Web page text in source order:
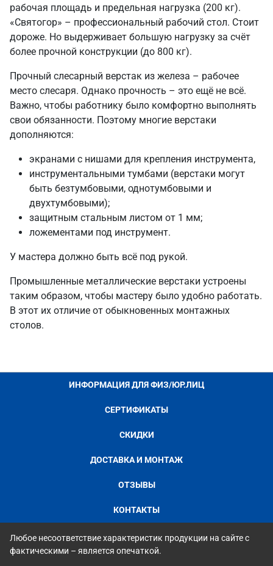
рабочая площадь и предельная нагрузка (200 кг).
«Святогор» – профессиональный рабочий стол. Стоит
дороже. Но выдерживает большую нагрузку за счёт
более прочной конструкции (до 800 кг).
Прочный слесарный верстак из железа – рабочее
место слесаря. Однако прочность – это ещё не всё.
Важно, чтобы работнику было комфортно выполнять
свои обязанности. Поэтому многие верстаки
дополняются:
экранами с нишами для крепления инструмента,
инструментальными тумбами (верстаки могут
быть безтумбовыми, однотумбовыми и
двухтумбовыми);
защитным стальным листом от 1 мм;
ложементами под инструмент.
У мастера должно быть всё под рукой.
Промышленные металлические верстаки устроены
таким образом, чтобы мастеру было удобно работать.
В этот их отличие от обыкновенных монтажных
столов.
ИНФОРМАЦИЯ ДЛЯ ФИЗ/ЮР.ЛИЦ
СЕРТИФИКАТЫ
СКИДКИ
ДОСТАВКА И МОНТАЖ
ОТЗЫВЫ
КОНТАКТЫ
Любое несоответствие характеристик продукции на сайте с
фактическими – является опечаткой.